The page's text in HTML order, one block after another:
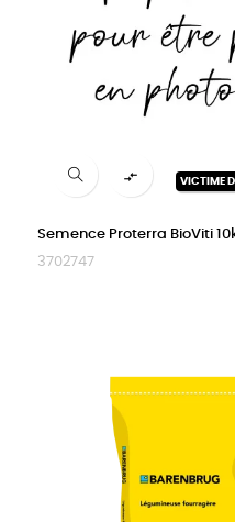
VICTIME

Semence Proterra BioViti
3702747